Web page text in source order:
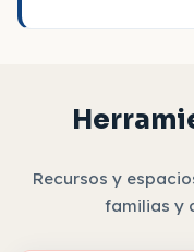
Recursos y
familias y